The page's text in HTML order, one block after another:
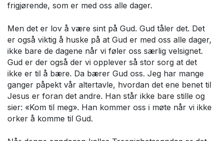
frigjørende, som er med oss alle dager.
Men det er lov å være sint på Gud. Gud tåler det. Det
er også viktig å huske på at Gud er med oss alle dager,
ikke bare de dagene når vi føler oss særlig velsignet.
Gud er der også der vi opplever så stor sorg at det
ikke er til å bære. Da bærer Gud oss. Jeg har mange
ganger påpekt vår altertavle, hvordan det ene benet til
Jesus er foran det andre. Han står ikke bare stille og
sier: «Kom til meg». Han kommer oss i møte når vi ikke
orker å komme til Gud.